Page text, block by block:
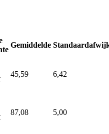
Gemiddelde
45,59 6,42
87,08 5,00